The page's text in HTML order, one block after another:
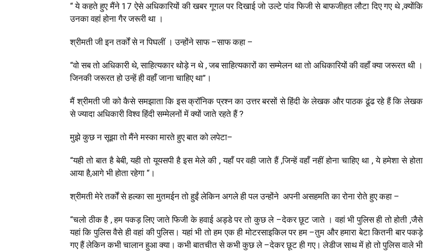
“ये कहते हुए मैंने 17 ऐसे अधिकारियों की खबर गूगल पर दिखाई जो उल्टे पांव फिजी से बाफजीहत लौटा दिए गए थे ,क्योंकि
उनका वहां होना गैर जरूरी था ।
श्रीमती जी इन तर्कों से न पिघलीं । उन्होंने साफ –साफ कहा –
“वो सब तो अधिकारी थे,साहित्यकार थोड़े न थे ,जब साहित्यकारों का सम्मेलन था तो अधिकारियों की वहाँ क्या जरूरत थी ।
जिनकी जरूरत हो उन्हें ही वहाँ जाना चाहिए था”।
मैं श्रीमती जी को कैसे समझाता कि इस क्रॉनिक प्रश्न का उत्तर बरसों से हिंदी के लेखक और पाठक ढूंढ रहे हैं कि लेखक
से ज्यादा अधिकारी विश्व हिंदी सम्मेलनों में क्यों जाते रहते हैं ?
मुझे कुछ न सूझा तो मैंने मस्का मारते हुए बात को लपेटा–
“यही तो बात है बेबी,यही तो यूयसपी है इस मेले की ,यहाँ पर वही जाते हैं ,जिन्हें वहाँ नहीं होना चाहिए था ,ये हमेशा से होता
आया है,आगे भी होता रहेगा “।
श्रीमती मेरे तर्कों से हल्का सा मुतमईन तो हुईं लेकिन अगले ही पल उन्होंने अपनी असहमति का रोना रोते हुए कहा –
“चलो ठीक है ,हम पकड़ लिए जाते फिजी के हवाई अड्डे पर तो कुछ ले –देकर छूट जाते । वहां भी पुलिस ही तो होती ,जैसे
यहां कि पुलिस वैसे ही वहां की पुलिस। यहां भी तो हम एक ही मोटरसाइकिल पर हम –तुम और हमारा बेटा कितनी बार पकड़े
गए हैं लेकिन कभी चालान हुआ क्या। कभी बातचीत से कभी कुछ ले –देकर छूट ही गए। लेडीज साथ में हो तो पुलिस वाले भी